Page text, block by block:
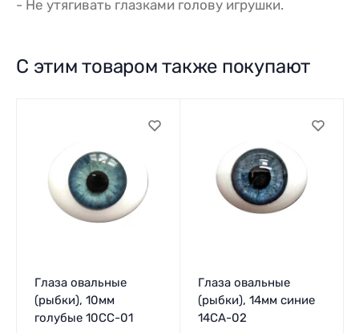
- Не утягивать глазками голову игрушки.
С этим товаром также покупают
Глаза овальные
(рыбки), 10мм
голубые 10CC-01
Глаза овальные
(рыбки), 14мм синие
14CA-02